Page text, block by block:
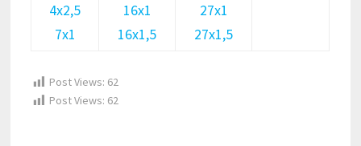
4х2,5
7х1
16х1
16х1,5
27х1
27х1,5
Post Views: 62
Post Views: 62